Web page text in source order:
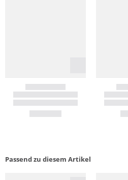
Passend zu diesem Artikel